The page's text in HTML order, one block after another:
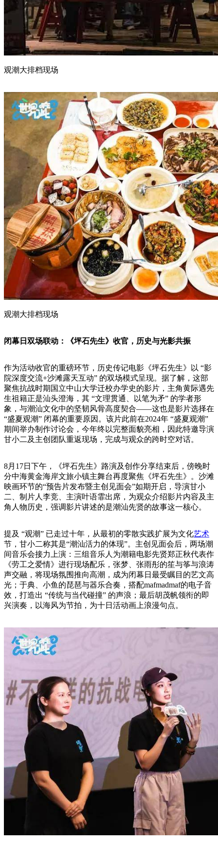
观潮大排档现场
观潮大排档现场
闭幕日双场联动：《坪石先生》收官，历史与光影共振
作为活动收官的重磅环节，历史传记电影《坪石先生》以 “影
院深度交流+沙滩露天互动” 的双场模式呈现。据了解，这部
聚焦抗战时期国立中山大学迁校办学史的影片，主角黄际遇先
生祖籍正是汕头澄海，其 “文理贯通、以笔为矛” 的学者形
象，与潮汕文化中的坚韧风骨高度契合——这也是影片选择在
“盛夏观潮” 闭幕的重要原因。该片此前在2024年 “盛夏观潮”
期间举办制作讨论会，今年终以完整面貌亮相，因此特邀导演
甘小二及主创团队重返现场，完成与观众的跨时空对话。
8月17日下午，《坪石先生》路演及创作分享结束后，傍晚时
分中海黄金海岸文旅小镇主舞台再度聚焦《坪石先生》。沙滩
映画环节的“预告片发布暨主创见面会”如期开启，导演甘小
二、制片人李竞、主演叶语霏出席，为观众介绍影片内容及主
角人物历史，强调影片讲述的是潮汕先贤的故事这一核心。
提及 “观潮” 已走过十年，从最初的零散实践扩展为文化艺术
节，甘小二称其是“潮汕活力的体现”。主创见面会后，两场潮
间音乐会接力上演：三组音乐人为潮籍电影先贤郑正秋代表作
《劳工之爱情》进行现场配乐，张梦、张雨彤的笙与筝与浪涛
声交融，将现场氛围推向高潮，成为闭幕日最受瞩目的艺文高
光；于典、小鱼的琵琶与器乐合奏，搭配mafmadmaf的电子音
效，打造出 “传统与当代碰撞” 的声浪；最后胡茂帆领衔的即
兴演奏，以海风为节拍，为十日活动画上浪漫句点。